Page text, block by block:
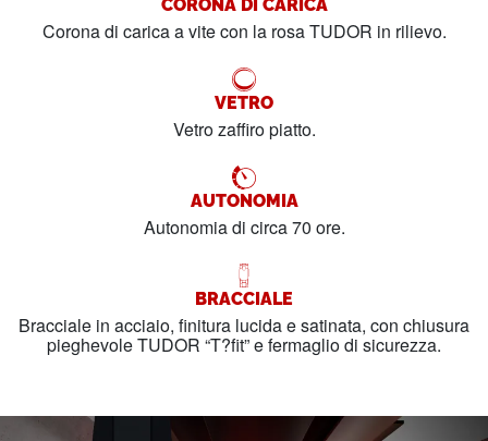
Corona di carica a vite con la rosa TUDOR in rilievo.
VETRO
Vetro zaffiro piatto.
AUTONOMIA
Autonomia di circa 70 ore.
BRACCIALE
Bracciale in acciaio, finitura lucida e satinata, con chiusura
pieghevole TUDOR “T?fit” e fermaglio di sicurezza.